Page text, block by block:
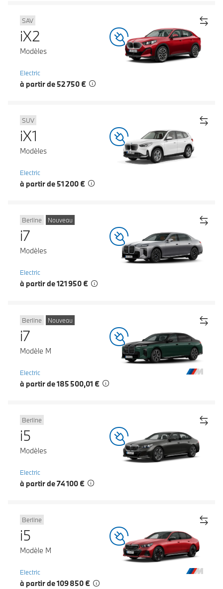
SAV
iX2
Modèles
Electric
à partir de 52 750 €
SUV
iX1
Modèles
Electric
à partir de 51 200 €
Berline Nouveau
i7
Modèles
Electric
à partir de 121 950 €
Berline Nouveau
i7
Modèle M
Electric
à partir de 185 500,01 €
Berline
i5
Modèles
Electric
à partir de 74 100 €
Berline
i5
Modèle M
Electric
à partir de 109 850 €